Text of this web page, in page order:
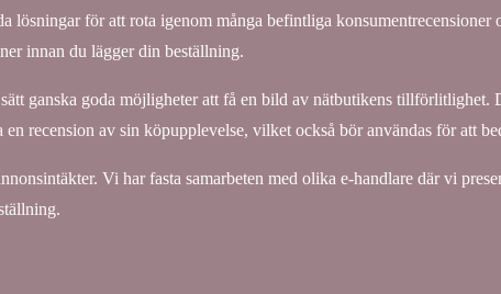
lösningar för att rota igenom många befintliga konsumentrecensioner
innan du lägger din beställning.
ganska goda möjligheter att få en bild av nätbutikens tillförlitlighet.
en recension av sin köpupplevelse, vilket också bör användas för att
Vi har fasta samarbeten med olika e-handlare där vi